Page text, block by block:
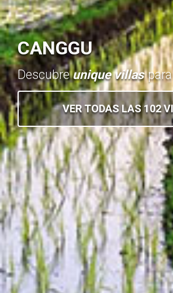
CANGGU
Descubreunique villas
VER TODAS LAS 102